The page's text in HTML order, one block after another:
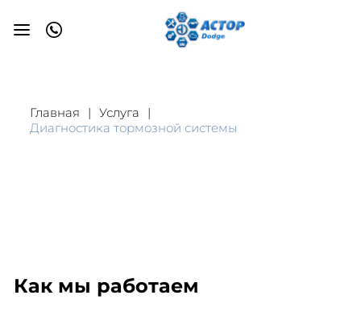
Главная
Услуга
Диагностика тормозной системы
Как мы работаем